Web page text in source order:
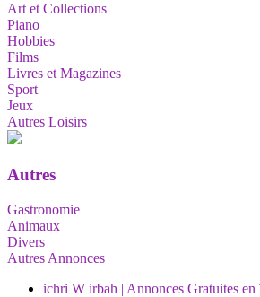
Art et Collections
Piano
Hobbies
Films
Livres et Magazines
Sport
Jeux
Autres Loisirs
Autres
Gastronomie
Animaux
Divers
Autres Annonces
ichri W irbah | Annonces Gratuites